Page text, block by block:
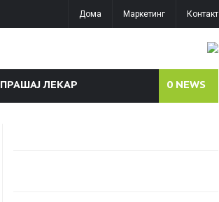
Дома Маркетинг Контакт
ПРАШАЈ ЛЕКАР 0 NEWS